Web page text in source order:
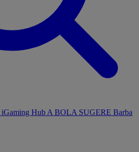
iGaming Hub A BOLA SUGERE Barba